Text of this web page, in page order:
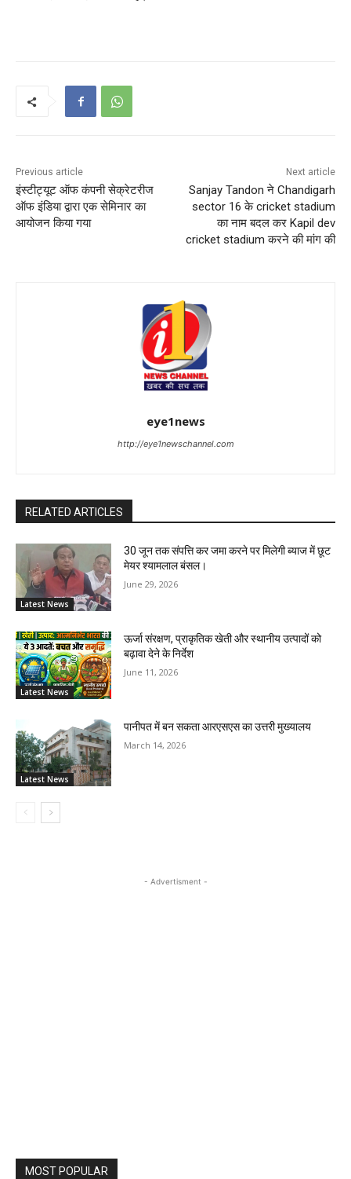
Previous article
इंस्टीट्यूट ऑफ कंपनी सेक्रेटरीज
ऑफ इंडिया द्वारा एक सेमिनार का
आयोजन किया गया
Next article
Sanjay Tandon ने Chandigarh
sector 16 के cricket stadium
का नाम बदल कर Kapil dev
cricket stadium करने की मांग की
eye1news
http://eye1newschannel.com
RELATED ARTICLES
Latest News
30 जून तक संपत्ति कर जमा करने पर मिलेगी ब्याज में छूट
मेयर श्यामलाल बंसल।
June 29, 2026
Latest News
ऊर्जा संरक्षण, प्राकृतिक खेती और स्थानीय उत्पादों को
बढ़ावा देने के निर्देश
June 11, 2026
Latest News
पानीपत में बन सकता आरएसएस का उत्तरी मुख्यालय
March 14, 2026
- Advertisment -
MOST POPULAR